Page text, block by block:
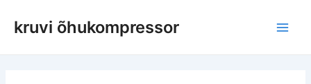
kruvi õhukompressor